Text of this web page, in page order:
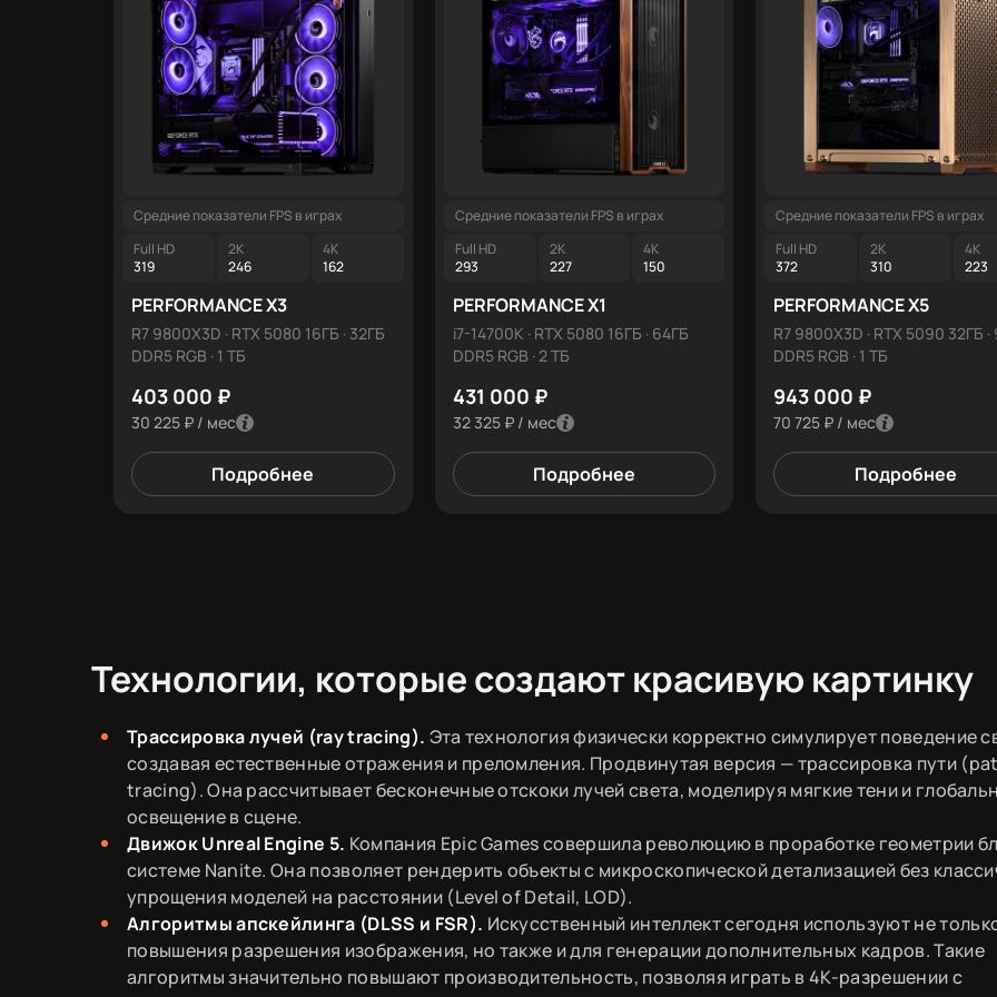
Средние показатели FPS в играх
Full HD
319
2K
246
4K
162
PERFORMANCE X3
R7 9800X3D · RTX 5080 16ГБ · 32ГБ
DDR5 RGB · 1 ТБ
403 000 ₽
30 225 ₽ / мес
Подробнее
Средние показатели FPS в играх
Full HD
293
2K
227
4K
150
PERFORMANCE X1
i7-14700K · RTX 5080 16ГБ · 64ГБ
DDR5 RGB · 2 ТБ
431 000 ₽
32 325 ₽ / мес
Подробнее
Средние показатели FPS в играх
Full HD
372
2K
310
4K
223
PERFORMANCE X5
R7 9800X3D · RTX 5090 32ГБ
DDR5 RGB · 1 ТБ
943 000 ₽
70 725 ₽ / мес
Подробнее
Технологии, которые создают красивую картинку
Трассировка лучей (ray tracing). Эта технология физически корректно симулирует поведение
создавая естественные отражения и преломления. Продвинутая версия — трассировка пути
tracing). Она рассчитывает бесконечные отскоки лучей света, моделируя мягкие тени и
освещение в сцене.
Движок Unreal Engine 5. Компания Epic Games совершила революцию в проработке геометрии
системе Nanite. Она позволяет рендерить объекты с микроскопической детализацией без
упрощения моделей на расстоянии (Level of Detail, LOD).
Алгоритмы апскейлинга (DLSS и FSR). Искусственный интеллект сегодня используют не
повышения разрешения изображения, но также и для генерации дополнительных кадров. Такие
алгоритмы значительно повышают производительность, позволяя играть в 4K-разрешении с